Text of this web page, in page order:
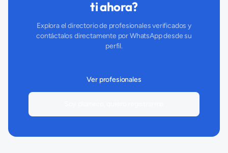
ti ahora?
Explora el directorio de profesionales verificados y
contáctalos directamente por WhatsApp desde su
perfil.
Ver profesionales